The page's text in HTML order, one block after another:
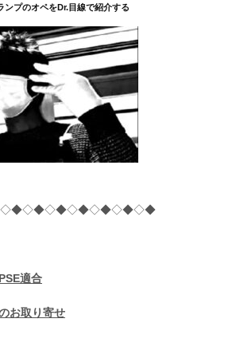
ンプのオペをDr.目線で紹介する
適合
お取り寄せ